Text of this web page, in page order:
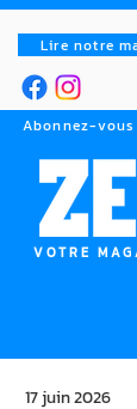
Lire notre
Abonnez-vous
VOTRE
17 juin 2026